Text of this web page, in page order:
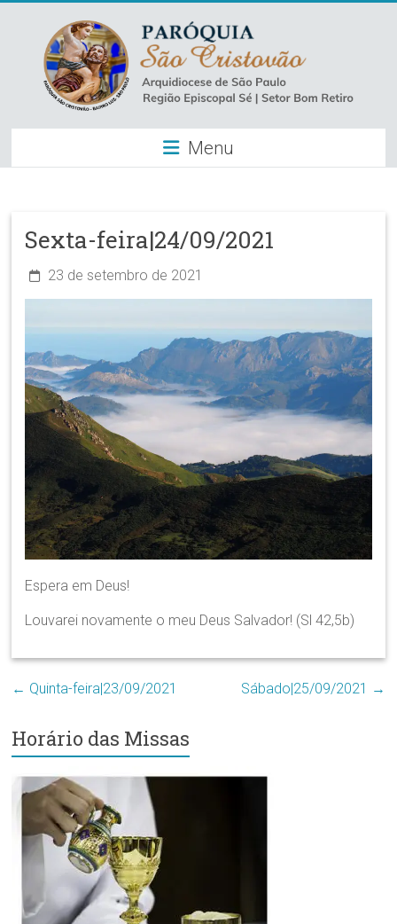
content
Paróquia
São
–
Luz
Arquidiocese
Paulo
Região
Episcopal
Setor
Bom
Retiro
Menu
Sexta-feira|24/09/2021
23 de setembro de 2021
Espera em Deus!
Louvarei novamente o meu Deus Salvador! (Sl 42,5b)
← Quinta-feira|23/09/2021 Sábado|25/09/2021 →
Horário das Missas